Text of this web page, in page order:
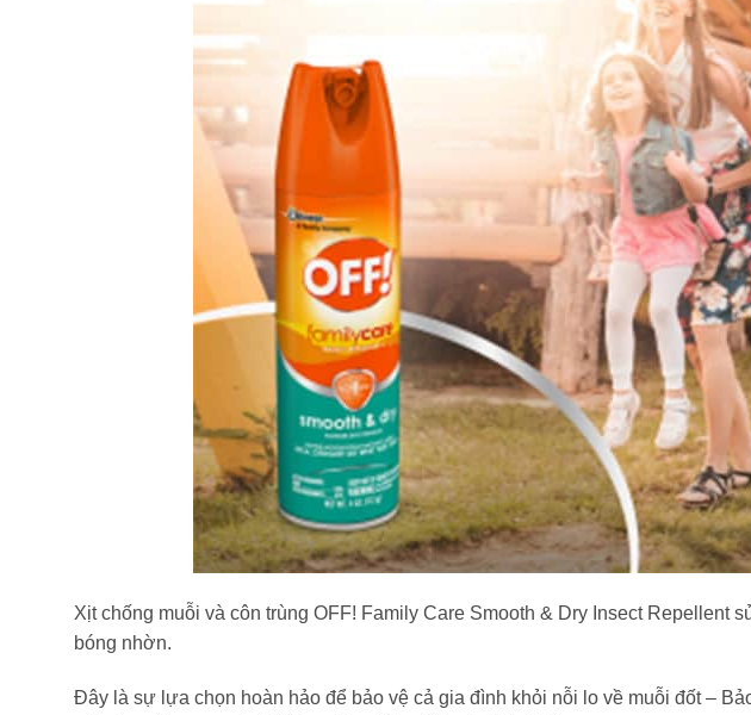
Xịt chống muỗi và côn trùng OFF! Family Care Smooth & Dry Insect
bóng nhờn.
Đây là sự lựa chọn hoàn hảo để bảo vệ cả gia đình khỏi nỗi lo về muỗi đốt –